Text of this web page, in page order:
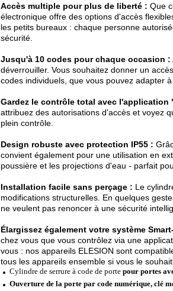
Accès multiple pour plus de liberté : Que
électronique offre des options d'accès
les petits bureaux : chaque personne
sécurité.
Jusqu'à 10 codes pour chaque occasion :
déverrouiller. Vous souhaitez donner un
codes individuels, que vous pouvez adapter
Gardez le contrôle total avec l'application
attribuez des autorisations d'accès et voyez
plein contrôle.
Design robuste avec protection IP55 :
convient également pour une utilisation en
poussière et les projections d'eau - parfait
Installation facile sans perçage : Le
modifications structurelles. En quelques
ne veulent pas renoncer à une sécurité
Élargissez également votre système
chez vous que vous contrôlez via une
vous : nos appareils ELESION sont
tous les appareils ensemble si vous le
Cylindre de serrure à code de porte pour portes
Ouverture de la porte par code numérique, clé